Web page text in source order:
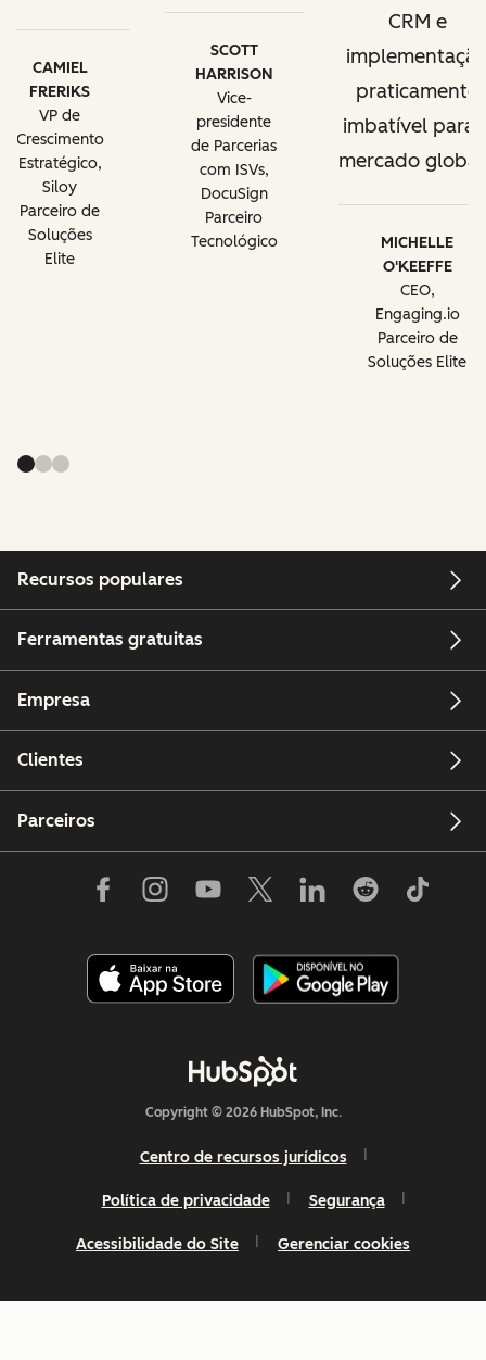
CAMIEL
FRERIKS
VP de
Crescimento
Estratégico,
Siloy
Parceiro de
Soluções
Elite
SCOTT
HARRISON
Vice-
presidente
de Parcerias
com ISVs,
DocuSign
Parceiro
Tecnológico
CRM e
praticamente
imbatível para
mercado global.
MICHELLE
O'KEEFFE
CEO,
Engaging.io
Parceiro de
Soluções Elite
Recursos populares
Ferramentas gratuitas
Empresa
Clientes
Parceiros
Copyright © 2026 HubSpot, Inc.
Centro de recursos jurídicos
Política de privacidade Segurança
Acessibilidade do Site Gerenciar cookies